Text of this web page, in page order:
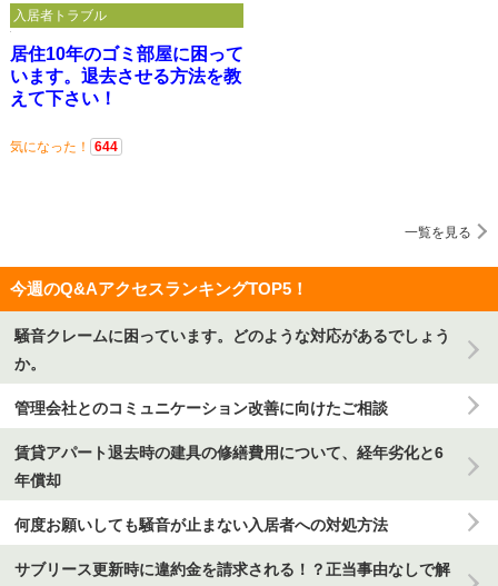
居住10年のゴミ部屋に困って
います。退去させる方法を教
えて下さい！
気になった！ 644
入居者トラブル
一覧を見る
今週のQ&AアクセスランキングTOP5！
騒音クレームに困っています。どのような対応があるでしょう
か。
管理会社とのコミュニケーション改善に向けたご相談
賃貸アパート退去時の建具の修繕費用について、経年劣化と6
年償却
何度お願いしても騒音が止まない入居者への対処方法
サブリース更新時に違約金を請求される！？正当事由なしで解